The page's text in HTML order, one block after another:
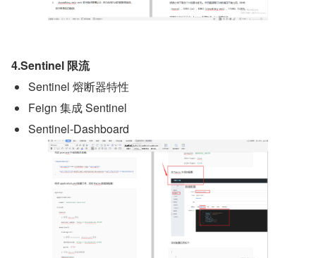
4.Sentinel 限流
Sentinel 熔断器特性
Feign 集成 Sentinel
Sentinel-Dashboard